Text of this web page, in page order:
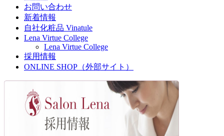
お問い合わせ
新着情報
自社化粧品 Vinatule
Lena Virtue College
Lena Virtue College
採用情報
ONLINE SHOP（外部サイト）